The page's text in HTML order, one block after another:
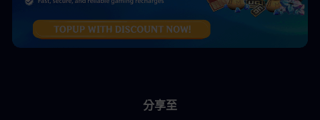
分享至